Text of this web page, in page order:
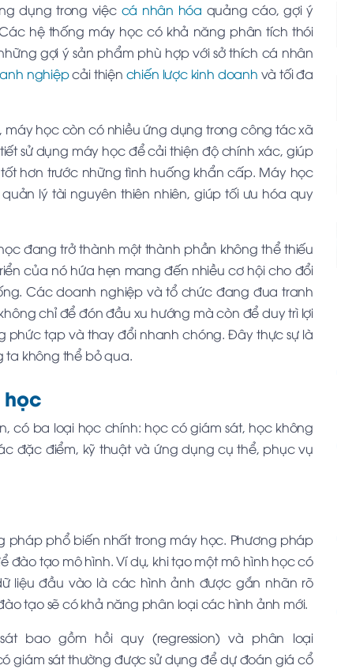
dụng trong việc cá nhân hóa quảng cáo, gợi ý
hệ thống máy học có khả năng phân tích thói
gợi ý sản phẩm phù hợp với sở thích cá nhân
nghiệpcải thiện chiến lược kinh doanh và tối đa
máy học còn có nhiều ứng dụng trong công tác xã
sử dụng máy học để cải thiện độ chính xác, giúp
hơn trước những tình huống khẩn cấp. Máy học
lý tài nguyên thiên nhiên, giúp tối ưu hóa quy
đang trở thành một thành phần không thể thiếu
của nó hứa hẹn mang đến nhiều cơ hội cho đổi
Các doanh nghiệp và tổ chức đang đua tranh
chỉ để đón đầu xu hướng mà còn để duy trì lợi
phức tạp và thay đổi nhanh chóng. Đây thực sự là
không thể bỏ qua.
có ba loại học chính: học có giám sát, học không
đặc điểm, kỹ thuật và ứng dụng cụ thể, phục vụ
pháp phổ biến nhất trong máy học. Phương pháp
tạo mô hình. Ví dụ, khi tạo một mô hình học có
liệu đầu vào là các hình ảnh được gắn nhãn rõ
tạo sẽ có khả năng phân loại các hình ảnh mới.
bao gồm hồi quy (regression) và phân loại
giám sát thường được sử dụng để dự đoán giá cổ